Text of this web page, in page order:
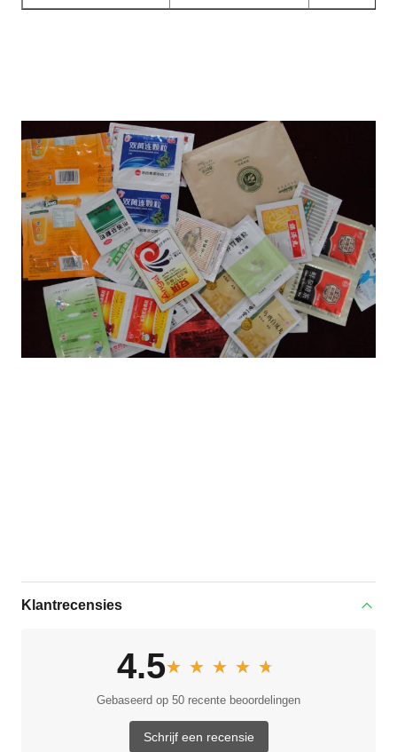
Klantrecensies
4.5★★★★★
★★★★★
Gebaseerd op 50 recente beoordelingen
Schrijf een recensie